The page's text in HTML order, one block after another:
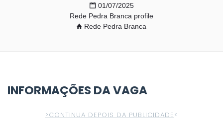
01/07/2025
Rede Pedra Branca profile
Rede Pedra Branca
INFORMAÇÕES DA VAGA
>CONTINUA DEPOIS DA PUBLICIDADE<